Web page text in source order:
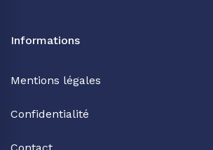
Informations
Mentions légales
Confidentialité